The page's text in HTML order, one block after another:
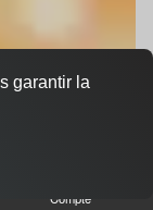
Compte
garantir la